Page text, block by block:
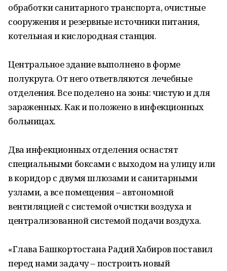
обработки санитарного транспорта, очистные
сооружения и резервные источники питания,
котельная и кислородная станция.
Центральное здание выполнено в форме
полукруга. От него ответвляются лечебные
отделения. Все поделено на зоны: чистую и для
зараженных. Как и положено в инфекционных
больницах.
Два инфекционных отделения оснастят
специальными боксами с выходом на улицу или
в коридор с двумя шлюзами и санитарными
узлами, а все помещения – автономной
вентиляцией с системой очистки воздуха и
централизованной системой подачи воздуха.
«Глава Башкортостана Радий Хабиров поставил
перед нами задачу – построить новый